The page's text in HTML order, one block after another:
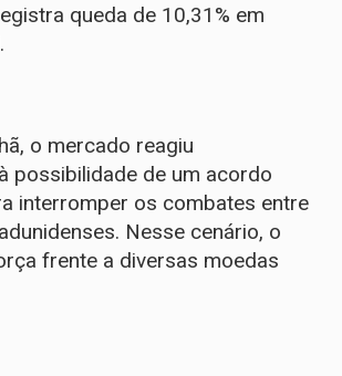
queda de 10,31% em
o mercado reagiu
possibilidade de um acordo
interromper os combates entre
Nesse cenário, o
frente a diversas moedas